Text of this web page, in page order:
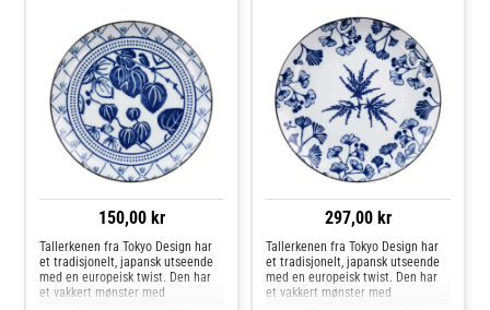
Vedlikeholdsinstruksjoner for
skålen- Tåler oppvaskmaskin.-
Tåler mikrobølgeovn. Kjøp
Serveringsskåler og andre Skåler
& Serveringsfat hos Royal Design.
Tåler mikrobølgeovn. Leveres i en
fin gaveeske. Kjøp
Serveringsskåler og andre Skåler
& Serveringsfat hos Royal Design.
150,00 kr
Tallerkenen fra Tokyo Design har
et tradisjonelt, japansk utseende
med en europeisk twist. Den har
et vakkert mønster med
297,00 kr
Tallerkenen fra Tokyo Design har
et tradisjonelt, japansk utseende
med en europeisk twist. Den har
et vakkert mønster med